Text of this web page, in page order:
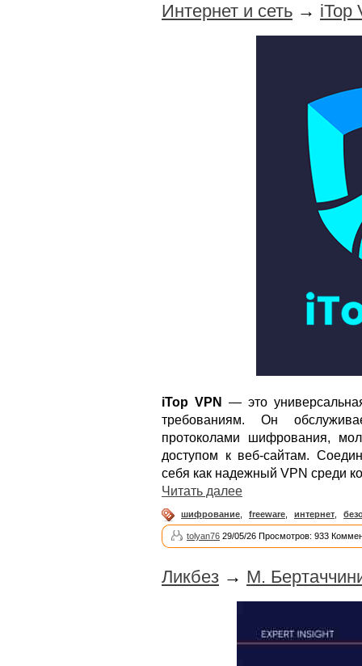
Интернет и сеть → iTop
iTop VPN
— это
требованиям. Он
протоколами шифрования,
доступом к веб-сайтам.
себя как надежный VPN среди
Читать далее
шифрование freeware интернет
tolyan76 29/05/26 Просмотров: 933
Ликбез → М.